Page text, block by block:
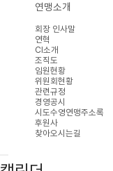
연맹소개
회장 인사말
연혁
CI소개
조직도
임원현황
위원회현황
관련규정
경영공시
시도수영연맹주소록
후원사
찾아오시는길